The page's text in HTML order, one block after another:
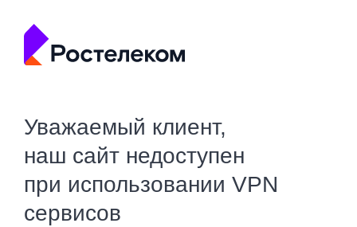
Уважаемый клиент,
наш сайт недоступен
при использовании VPN
сервисов